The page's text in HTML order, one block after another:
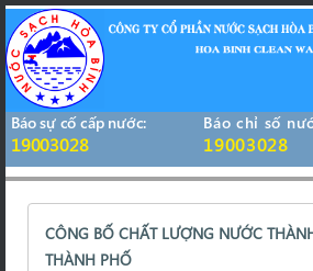
Báo sự cố cấp nước:
19003028
Báo chỉ số
19003028
CÔNG BỐ CHẤT LƯỢNG NƯỚC
THÀNH PHỐ